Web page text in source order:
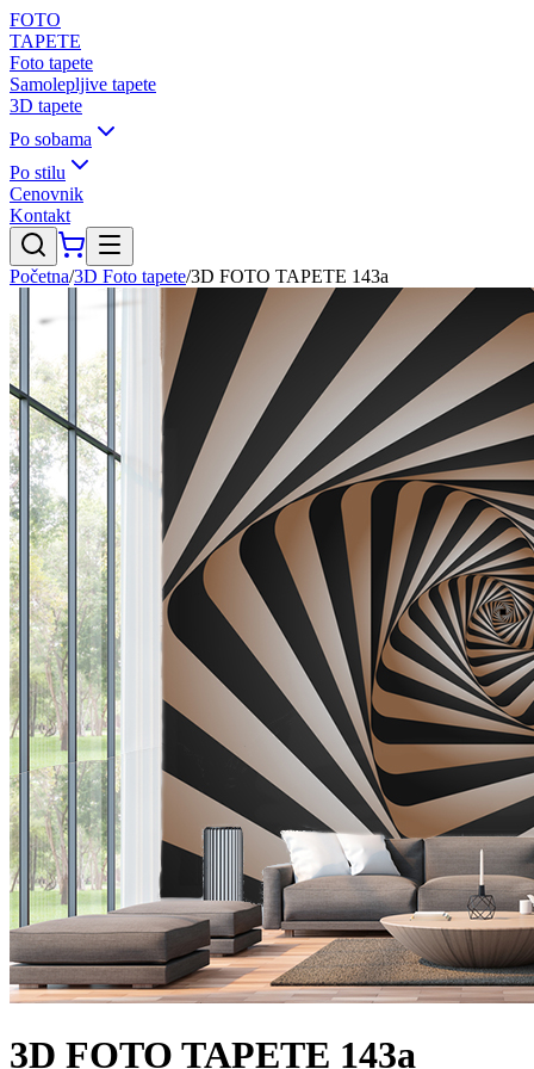
FOTO
TAPETE
Foto tapete
Samolepljive tapete
3D tapete
Po sobama
Po stilu
Cenovnik
Kontakt
Početna/3D Foto tapete/3D FOTO TAPETE 143a
3D FOTO TAPETE 143a